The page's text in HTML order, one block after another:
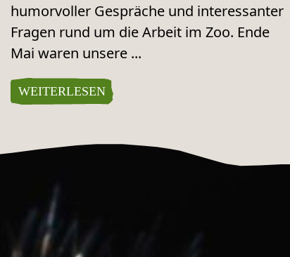
humorvoller Gespräche und interessanter
Fragen rund um die Arbeit im Zoo. Ende
Mai waren unsere ...
WEITERLESEN